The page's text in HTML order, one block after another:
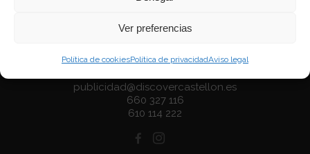
Ver preferencias
Política de cookiesPolítica de privacidadAviso legal
12002 Castellón
publicidad@discovercastellon.es
660 327 116
610 114 222